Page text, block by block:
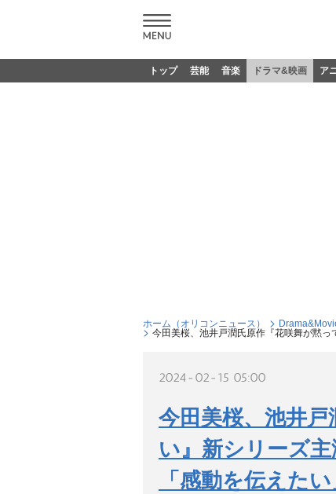
トップ 芸能 音楽 ドラマ&映画 ア
ホーム（オリコンニュース）
今田美桜、池井戸潤氏原作『花咲舞が黙っ
2024-02-15 05:00
今田美桜、池井
い』新シリーズ
「感動を伝えた